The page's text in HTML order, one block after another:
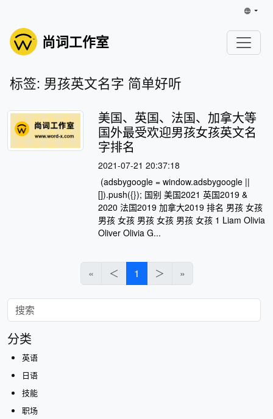
尚词工作室
标签: 男孩英文名字 简单好听
美国、英国、法国、加拿大等
国外最受欢迎男孩女孩英文名
字排名
2021-07-21 20:37:18
(adsbygoogle = window.adsbygoogle ||
[]).push({}); 国别 美国2021 英国2019 &
2020 法国2019 加拿大2019 排名 男孩 女孩
男孩 女孩 男孩 女孩 男孩 女孩 1 Liam Olivia
Oliver Olivia G...
« ＜ 1 ＞ »
分类
英语
日语
技能
职场